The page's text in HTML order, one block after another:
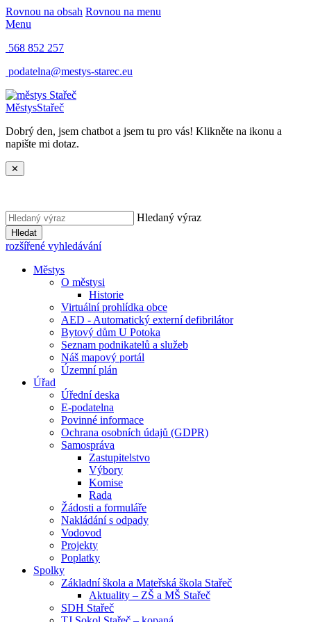
Rovnou na obsah Rovnou na menu
Menu
568 852 257
podatelna@mestys-starec.eu
MěstysStařeč
Dobrý den, jsem chatbot a jsem tu pro vás! Klikněte na ikonu a
napište mi dotaz.
✕
Hledaný výraz
Hledat
rozšířené vyhledávání
Městys
O městysi
Historie
Virtuální prohlídka obce
AED - Automatický externí defibrilátor
Bytový dům U Potoka
Seznam podnikatelů a služeb
Náš mapový portál
Územní plán
Úřad
Úřední deska
E-podatelna
Povinné informace
Ochrana osobních údajů (GDPR)
Samospráva
Zastupitelstvo
Výbory
Komise
Rada
Žádosti a formuláře
Nakládání s odpady
Vodovod
Projekty
Poplatky
Spolky
Základní škola a Mateřská škola Stařeč
Aktuality – ZŠ a MŠ Stařeč
SDH Stařeč